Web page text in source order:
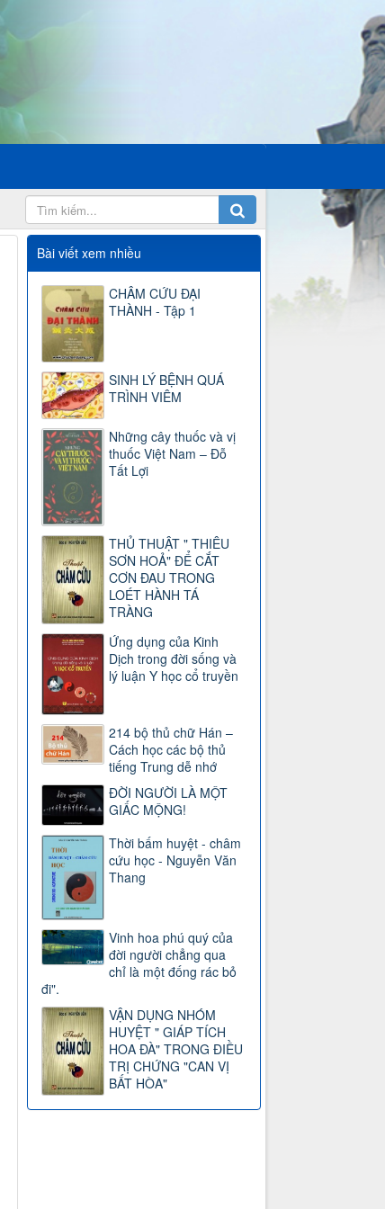
Bài viết xem nhiều
CHÂM CỨU ĐẠI
THÀNH - Tập 1
SINH LÝ BỆNH QUÁ
TRÌNH VIÊM
Những cây thuốc và vị
thuốc Việt Nam – Đỗ
Tất Lợi
THỦ THUẬT " THIÊU
SƠN HOẢ" ĐỂ CẮT
CƠN ĐAU TRONG
LOÉT HÀNH TÁ
TRÀNG
Ứng dụng của Kinh
Dịch trong đời sống và
lý luận Y học cổ truyền
214 bộ thủ chữ Hán –
Cách học các bộ thủ
tiếng Trung dễ nhớ
ĐỜI NGƯỜI LÀ MỘT
GIẤC MỘNG!
Thời bấm huyệt - châm
cứu học - Nguyễn Văn
Thang
Vinh hoa phú quý của
đời người chẳng qua
chỉ là một đống rác bỏ
đi".
VẬN DỤNG NHÓM
HUYỆT " GIÁP TÍCH
HOA ĐÀ" TRONG ĐIỀU
TRỊ CHỨNG "CAN VỊ
BẤT HÒA"